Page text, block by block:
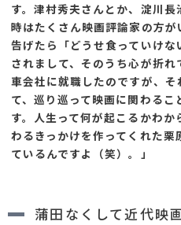
す。津村秀夫さんとか、淀川
時はたくさん映画評論家の方
告げたら「どうせ食っていけ
されまして、そのうち心が折
車会社に就職したのですが、
て、巡り巡って映画に関わる
す。人生って何が起こるかわ
わるきっかけを作ってくれた
ているんですよ（笑）。」
蒲田なくして近代映